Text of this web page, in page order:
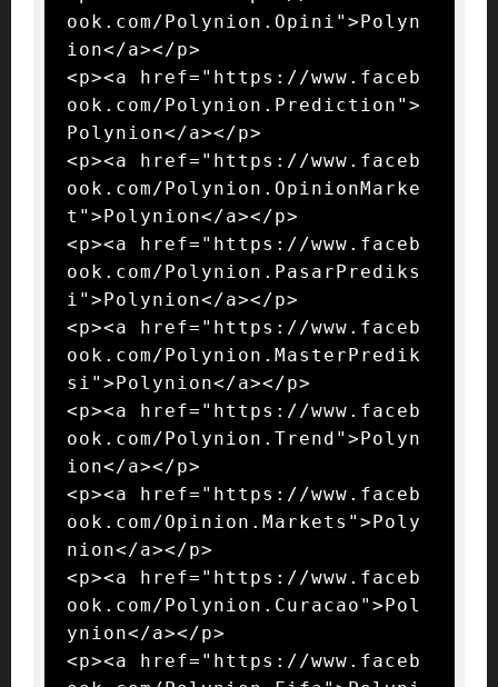
ook.com/Polynion.Opini">Polyn
ion</a></p>
<p><a href="https://www.faceb
ook.com/Polynion.Prediction">
Polynion</a></p>
<p><a href="https://www.faceb
ook.com/Polynion.OpinionMarke
t">Polynion</a></p>
<p><a href="https://www.faceb
ook.com/Polynion.PasarPrediks
i">Polynion</a></p>
<p><a href="https://www.faceb
ook.com/Polynion.MasterPredik
si">Polynion</a></p>
<p><a href="https://www.faceb
ook.com/Polynion.Trend">Polyn
ion</a></p>
<p><a href="https://www.faceb
ook.com/Opinion.Markets">Poly
nion</a></p>
<p><a href="https://www.faceb
ook.com/Polynion.Curacao">Pol
ynion</a></p>
<p><a href="https://www.faceb